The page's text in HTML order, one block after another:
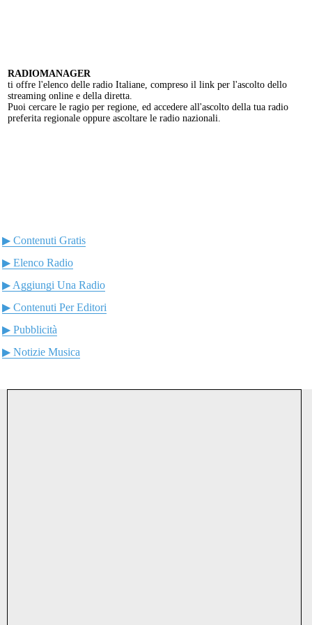
RADIOMANAGER
ti offre l'elenco delle radio Italiane, compreso il link per l'ascolto dello
streaming online e della diretta.
Puoi cercare le ragio per regione, ed accedere all'ascolto della tua radio
preferita regionale oppure ascoltare le radio nazionali.
▶ Contenuti Gratis
▶ Elenco Radio
▶ Aggiungi Una Radio
▶ Contenuti Per Editori
▶ Pubblicità
▶ Notizie Musica